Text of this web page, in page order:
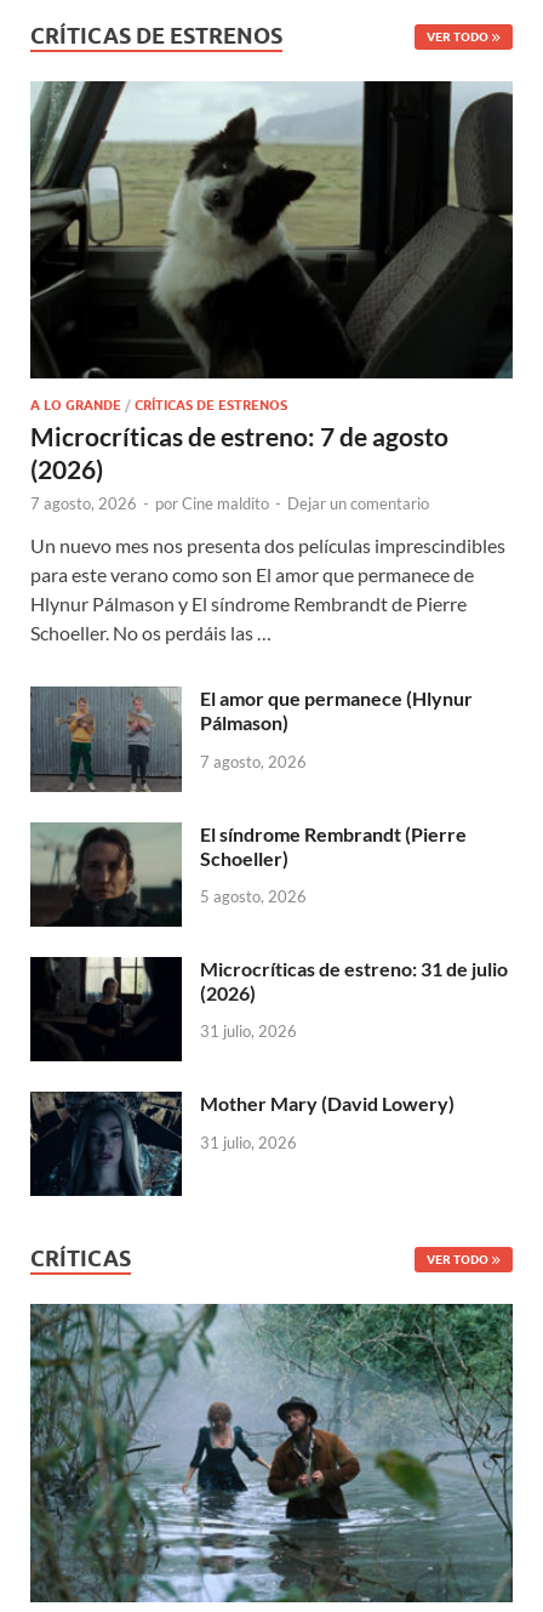
CRÍTICAS DE ESTRENOS VER TODO
A LO GRANDE / CRÍTICAS DE ESTRENOS
Microcríticas de estreno: 7 de agosto
(2026)
7 agosto, 2026 - porCine maldito - Dejar un comentario
Un nuevo mes nos presenta dos películas imprescindibles
para este verano como son El amor que permanece de
Hlynur Pálmason y El síndrome Rembrandt de Pierre
Schoeller. No os perdáis las …
El amor que permanece (Hlynur
Pálmason)
7 agosto, 2026
El síndrome Rembrandt (Pierre
Schoeller)
5 agosto, 2026
Microcríticas de estreno: 31 de julio
(2026)
31 julio, 2026
Mother Mary (David Lowery)
31 julio, 2026
CRÍTICAS VER TODO